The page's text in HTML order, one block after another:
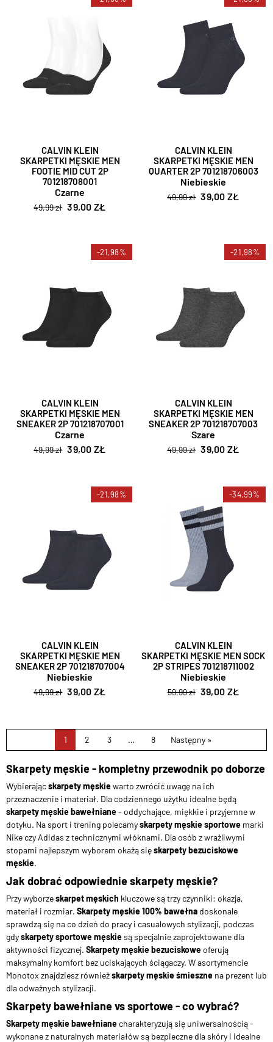
CALVIN KLEIN
SKARPETKI MĘSKIE MEN
FOOTIE MID CUT 2P
701218708001
Czarne
49,99 zł 39,00 ZŁ
CALVIN KLEIN
SKARPETKI MĘSKIE MEN
QUARTER 2P 701218706003
Niebieskie
49,99 zł 39,00 ZŁ
-21,98%
CALVIN KLEIN
SKARPETKI MĘSKIE MEN
SNEAKER 2P 701218707001
Czarne
49,99 zł 39,00 ZŁ
-21,98%
CALVIN KLEIN
SKARPETKI MĘSKIE MEN
SNEAKER 2P 701218707003
Szare
49,99 zł 39,00 ZŁ
-21,98%
CALVIN KLEIN
SKARPETKI MĘSKIE MEN
SNEAKER 2P 701218707004
Niebieskie
49,99 zł 39,00 ZŁ
-34,99%
CALVIN KLEIN
SKARPETKI MĘSKIE MEN SOCK
2P STRIPES 701218711002
Niebieskie
59,99 zł 39,00 ZŁ
1 2 3 … 8 Następny »
Skarpety męskie - kompletny przewodnik po doborze
Wybierającskarpety męskiewarto zwrócić uwagę na ich
przeznaczenie i materiał. Dla codziennego użytku idealne będą
skarpety męskie bawełniane- oddychające, miękkie i przyjemne w
dotyku. Na sport i trening polecamyskarpety męskie sportowe marki
Nike czy Adidas z technicznymi włóknami. Dla osób z wrażliwymi
stopami najlepszym wyborem okażą sięskarpety bezuciskowe
męskie.
Jak dobrać odpowiednie skarpety męskie?
Przy wyborzeskarpet męskich kluczowe są trzy czynniki: okazja,
materiał i rozmiar. Skarpety męskie 100% bawełna doskonale
sprawdzą się na co dzień do pracy i casualowych stylizacji, podczas
gdyskarpety sportowe męskiesą specjalnie zaprojektowane dla
aktywności fizycznej. Skarpety męskie bezuciskoweoferują
maksymalny komfort bez uciskających ściągaczy. W asortymencie
Monotox znajdziesz równieżskarpety męskie śmieszne na prezent lub
dla odważnych stylizacji.
Skarpety bawełniane vs sportowe - co wybrać?
Skarpety męskie bawełnianecharakteryzują się uniwersalnością -
wykonane z naturalnych materiałów są bezpieczne dla skóry i idealne